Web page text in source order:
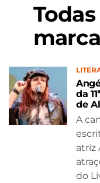
da
de
A
atriz
do